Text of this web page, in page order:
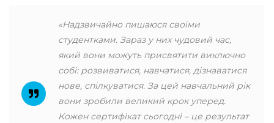
«Надзвичайно пишаюся своїми
студентками. Зараз у них чудовий час,
який вони можуть присвятити виключно
собі: розвиватися, навчатися, дізнаватися
нове, спілкуватися. За цей навчальний рік
вони зробили великий крок уперед.
Кожен сертифікат сьогодні – це результат